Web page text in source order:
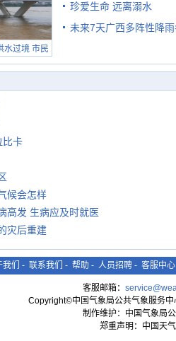
水过境 市民
珍爱生命 远离溺水
未来7天广西多阵性降
比卡
候会怎样
高发 生病应及时就医
灾后重建
们 - 联系我们 - 帮助 - 人员招聘 - 客服中心
客服邮箱：
Copyright©中国气象局公共气象服务
制作维护：中国气象局
郑重声明：中国天